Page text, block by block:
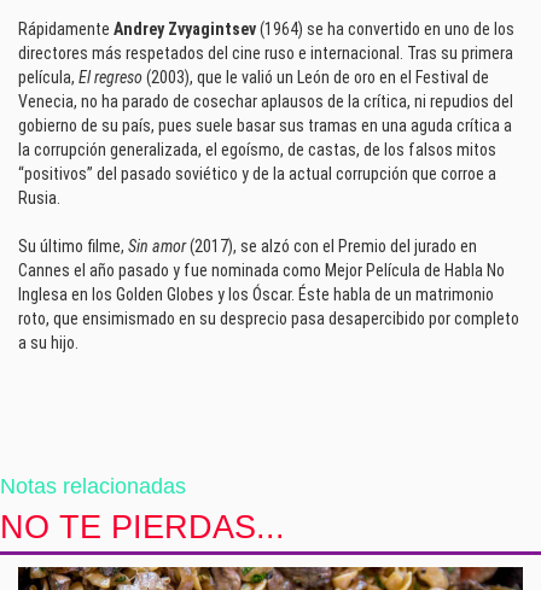
Rápidamente Andrey Zvyagintsev(1964) se ha convertido en uno de los
directores más respetados del cine ruso e internacional. Tras su primera
película, El regreso(2003), que le valió un León de oro en el Festival de
Venecia, no ha parado de cosechar aplausos de la crítica, ni repudios del
gobierno de su país, pues suele basar sus tramas en una aguda crítica a
la corrupción generalizada, el egoísmo, de castas, de los falsos mitos
“positivos” del pasado soviético y de la actual corrupción que corroe a
Rusia.
Su último filme, Sin amor(2017), se alzó con el Premio del jurado en
Cannes el año pasado y fue nominada como Mejor Película de Habla No
Inglesa en los Golden Globes y los Óscar. Éste habla de un matrimonio
roto, que ensimismado en su desprecio pasa desapercibido por completo
a su hijo.
Notas relacionadas
NO TE PIERDAS...